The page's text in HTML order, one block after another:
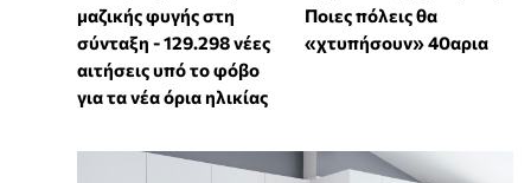
μαζικής φυγής στη
σύνταξη - 129.298 νέες
αιτήσεις υπό το φόβο
για τα νέα όρια ηλικίας
Ποιες πόλεις θα
«χτυπήσουν» 40αρια